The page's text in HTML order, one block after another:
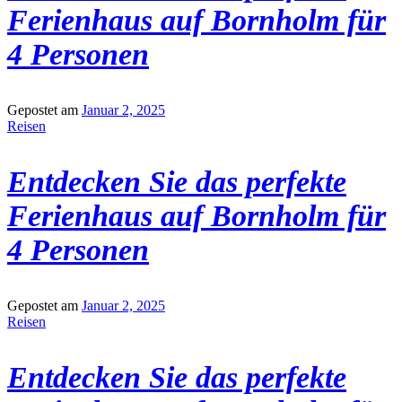
Ferienhaus auf Bornholm für
4 Personen
Gepostet am Januar 2, 2025
Reisen
Entdecken Sie das perfekte
Ferienhaus auf Bornholm für
4 Personen
Gepostet am Januar 2, 2025
Reisen
Entdecken Sie das perfekte